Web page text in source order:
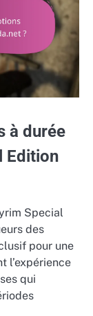
à durée
Edition
Special
des
pour une
l’expérience
qui